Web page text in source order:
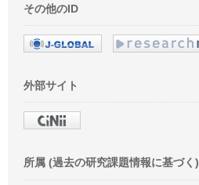
その他のID
外部サイト
所属 (過去の研究課題情報に基づく)